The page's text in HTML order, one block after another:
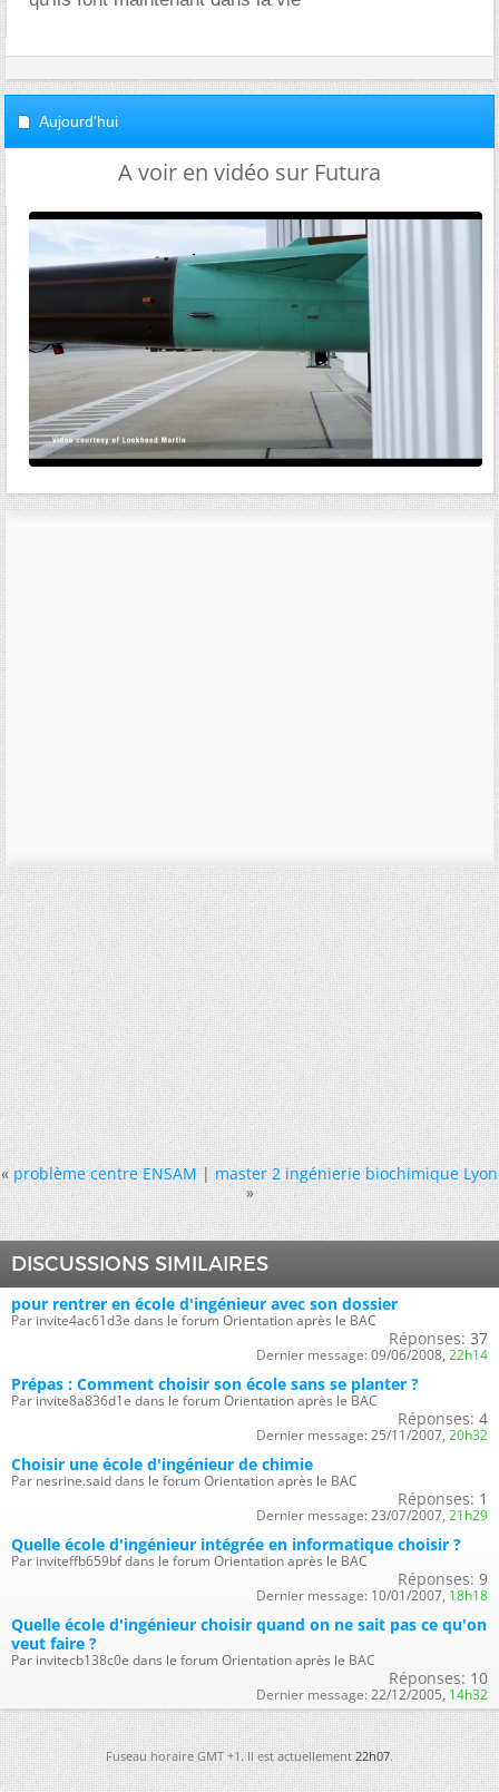
Aujourd'hui
A voir en vidéo sur Futura
« problème centre ENSAM|master 2 ingénierie biochimique Lyon
»
DISCUSSIONS SIMILAIRES
pour rentrer en école d'ingénieur avec son dossier
Par invite4ac61d3e dans le forum Orientation après le BAC
Réponses: 37
Dernier message: 09/06/2008, 22h14
Prépas : Comment choisir son école sans se planter ?
Par invite8a836d1e dans le forum Orientation après le BAC
Réponses: 4
Dernier message: 25/11/2007, 20h32
Choisir une école d'ingénieur de chimie
Par nesrine.said dans le forum Orientation après le BAC
Réponses: 1
Dernier message: 23/07/2007, 21h29
Quelle école d'ingénieur intégrée en informatique choisir ?
Par inviteffb659bf dans le forum Orientation après le BAC
Réponses: 9
Dernier message: 10/01/2007, 18h18
Quelle école d'ingénieur choisir quand on ne sait pas ce qu'on
veut faire ?
Par invitecb138c0e dans le forum Orientation après le BAC
Réponses: 10
Dernier message: 22/12/2005, 14h32
Fuseau horaire GMT +1. Il est actuellement22h07.